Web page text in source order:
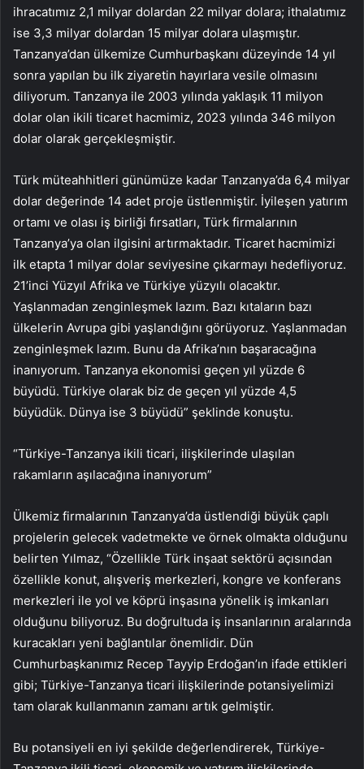
ihracatımız 2,1 milyar dolardan 22 milyar dolara; ithalatımız
ise 3,3 milyar dolardan 15 milyar dolara ulaşmıştır.
Tanzanya’dan ülkemize Cumhurbaşkanı düzeyinde 14 yıl
sonra yapılan bu ilk ziyaretin hayırlara vesile olmasını
diliyorum. Tanzanya ile 2003 yılında yaklaşık 11 milyon
dolar olan ikili ticaret hacmimiz, 2023 yılında 346 milyon
dolar olarak gerçekleşmiştir.
Türk müteahhitleri günümüze kadar Tanzanya’da 6,4 milyar
dolar değerinde 14 adet proje üstlenmiştir. İyileşen yatırım
ortamı ve olası iş birliği fırsatları, Türk firmalarının
Tanzanya’ya olan ilgisini artırmaktadır. Ticaret hacmimizi
ilk etapta 1 milyar dolar seviyesine çıkarmayı hedefliyoruz.
21’inci Yüzyıl Afrika ve Türkiye yüzyılı olacaktır.
Yaşlanmadan zenginleşmek lazım. Bazı kıtaların bazı
ülkelerin Avrupa gibi yaşlandığını görüyoruz. Yaşlanmadan
zenginleşmek lazım. Bunu da Afrika’nın başaracağına
inanıyorum. Tanzanya ekonomisi geçen yıl yüzde 6
büyüdü. Türkiye olarak biz de geçen yıl yüzde 4,5
büyüdük. Dünya ise 3 büyüdü” şeklinde konuştu.
“Türkiye-Tanzanya ikili ticari, ilişkilerinde ulaşılan
rakamların aşılacağına inanıyorum”
Ülkemiz firmalarının Tanzanya’da üstlendiği büyük çaplı
projelerin gelecek vadetmekte ve örnek olmakta olduğunu
belirten Yılmaz, “Özellikle Türk inşaat sektörü açısından
özellikle konut, alışveriş merkezleri, kongre ve konferans
merkezleri ile yol ve köprü inşasına yönelik iş imkanları
olduğunu biliyoruz. Bu doğrultuda iş insanlarının aralarında
kuracakları yeni bağlantılar önemlidir. Dün
Cumhurbaşkanımız Recep Tayyip Erdoğan’ın ifade ettikleri
gibi; Türkiye-Tanzanya ticari ilişkilerinde potansiyelimizi
tam olarak kullanmanın zamanı artık gelmiştir.
Bu potansiyeli en iyi şekilde değerlendirerek, Türkiye-